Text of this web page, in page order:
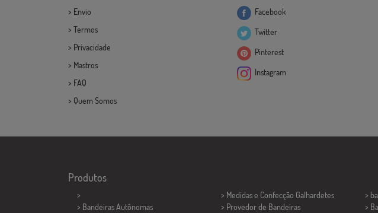
> Envio
> Termos
> Privacidade
> Mastros
> FAQ
> Quem Somos
Facebook
Twitter
Pinterest
Instagram
Produtos
>
> Bandeiras Autônomas
> Medidas e Confecção Galhardetes
> Provedor de Bandeiras
>
>